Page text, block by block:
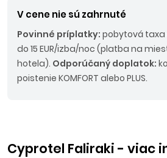
V cene nie sú zahrnuté
Povinné príplatky: pobytová taxa
do 15 EUR/izba/noc (platba na
hotela). Odporúčaný doplatok:
poistenie KOMFORT alebo PLUS.
Cyprotel Faliraki - viac